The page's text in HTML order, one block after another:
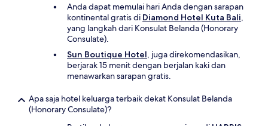
Anda dapat memulai hari Anda dengan sarapan
kontinental gratis di Diamond Hotel Kuta Bali,
yang langkah dari Konsulat Belanda (Honorary
Consulate).
Sun Boutique Hotel, juga direkomendasikan,
berjarak 15 menit dengan berjalan kaki dan
menawarkan sarapan gratis.
Apa saja hotel keluarga terbaik dekat Konsulat Belanda
(Honorary Consulate)?